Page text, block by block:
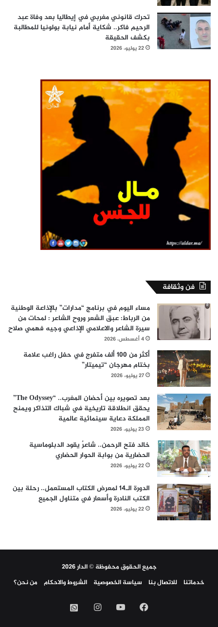
تحرك قانوني مغربي في إيطاليا بعد وفاة عبد
الرحيم فاكر.. شكاية أمام نيابة بولونيا للمطالبة
بكشف الحقيقة
22 يوليو، 2026
فن وثقافة
مساء اليوم في برنامج “مدارات” بالإذاعة الوطنية
من الرباط: عبق الشعر وروح الشاعر : لمحات من
سيرة الشاعر والاعلامي الإذاعي وجيه فهمي صلاح
4 أغسطس، 2026
أكثر من 100 ألف متفرج في حفل راغب علامة
بختام مهرجان “تيميتار”
27 يوليو، 2026
بعد تصويره بين أحضان المغرب.. “The Odyssey”
يحقق انطلاقة تاريخية في شباك التذاكر ويمنح
المملكة دعاية سينمائية عالمية
23 يوليو، 2026
خالد فتح الرحمن.. شاعرٌ يقود الدبلوماسية
الحضارية من بوابة الحوار الحضاري
22 يوليو، 2026
الدورة الـ14 لمعرض الكتاب المستعمل.. رحلة بين
الكتب النادرة وأسعار في متناول الجميع
22 يوليو، 2026
جميع الحقوق محفوظة © الدار 2026
خدماتنا
للاتصال بنا سياسة الخصوصية الشروط والاحكام من نحن؟
فيسبوك‫YouTubeانستقرامواتساب